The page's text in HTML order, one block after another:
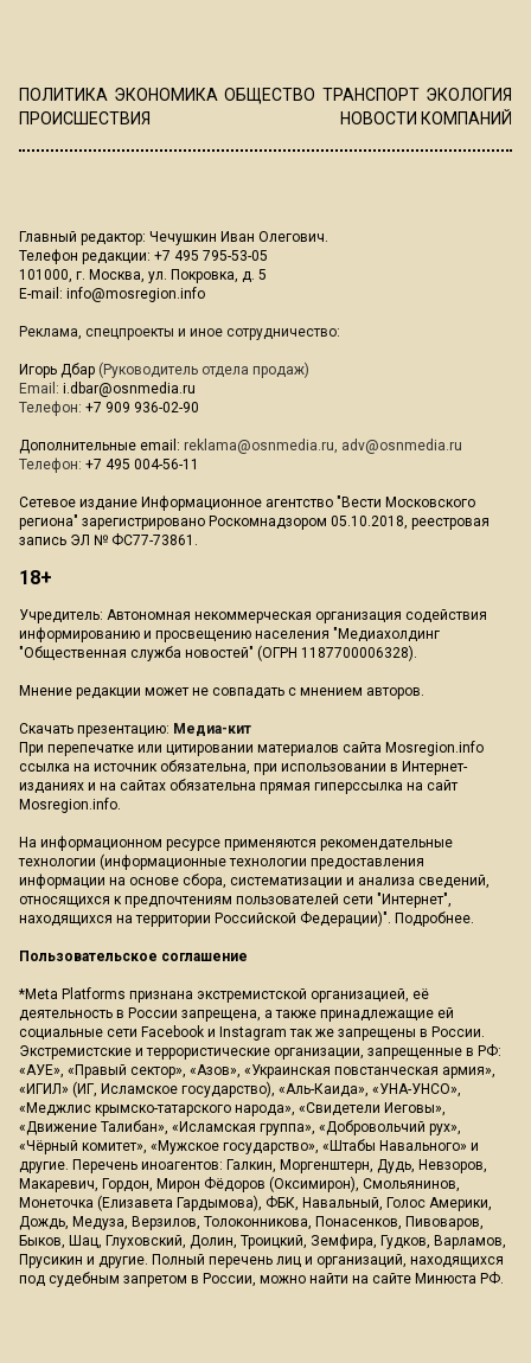
ПОЛИТИКА ЭКОНОМИКА ОБЩЕСТВО ТРАНСПОРТ ЭКОЛОГИЯ
ПРОИСШЕСТВИЯ
НОВОСТИ КОМПАНИЙ
Главный редактор: Чечушкин Иван Олегович.
Телефон редакции: +7 495 795-53-05
101000, г. Москва, ул. Покровка, д. 5
E-mail: info@mosregion.info
Реклама, спецпроекты и иное сотрудничество:
Игорь Дбар (Руководитель отдела продаж)
Email: i.dbar@osnmedia.ru
Телефон: +7 909 936-02-90
Дополнительные email: reklama@osnmedia.ru, adv@osnmedia.ru
Телефон: +7 495 004-56-11
Сетевое издание Информационное агентство "Вести Московского
региона" зарегистрировано Роскомнадзором 05.10.2018, реестровая
запись ЭЛ № ФС77-73861.
18+
Учредитель: Автономная некоммерческая организация содействия
информированию и просвещению населения "Медиахолдинг
"Общественная служба новостей" (ОГРН 1187700006328).
Мнение редакции может не совпадать с мнением авторов.
Скачать презентацию: Медиа-кит
При перепечатке или цитировании материалов сайта Mosregion.info
ссылка на источник обязательна, при использовании в Интернет-
изданиях и на сайтах обязательна прямая гиперссылка на сайт
Mosregion.info.
На информационном ресурсе применяются рекомендательные
технологии (информационные технологии предоставления
информации на основе сбора, систематизации и анализа сведений,
относящихся к предпочтениям пользователей сети "Интернет",
находящихся на территории Российской Федерации)". Подробнее.
Пользовательское соглашение
*Meta Platforms признана экстремистской организацией, её
деятельность в России запрещена, а также принадлежащие ей
социальные сети Facebook и Instagram так же запрещены в России.
Экстремистские и террористические организации, запрещенные в РФ:
«АУЕ», «Правый сектор», «Азов», «Украинская повстанческая армия»,
«ИГИЛ» (ИГ, Исламское государство), «Аль-Каида», «УНА-УНСО»,
«Меджлис крымско-татарского народа», «Свидетели Иеговы»,
«Движение Талибан», «Исламская группа», «Добровольчий рух»,
«Чёрный комитет», «Мужское государство», «Штабы Навального» и
другие. Перечень иноагентов: Галкин, Моргенштерн, Дудь, Невзоров,
Макаревич, Гордон, Мирон Фёдоров (Оксимирон), Смольянинов,
Монеточка (Елизавета Гардымова), ФБК, Навальный, Голос Америки,
Дождь, Медуза, Верзилов, Толоконникова, Понасенков, Пивоваров,
Быков, Шац, Глуховский, Долин, Троицкий, Земфира, Гудков, Варламов,
Прусикин и другие. Полный перечень лиц и организаций, находящихся
под судебным запретом в России, можно найти на сайте Минюста РФ.